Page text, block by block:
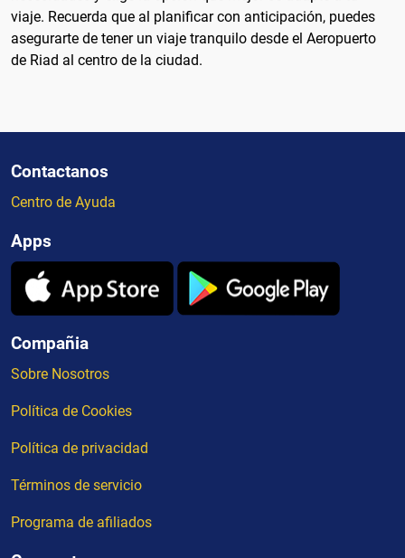
viaje. Recuerda que al planificar con anticipación, puedes
asegurarte de tener un viaje tranquilo desde el Aeropuerto
de Riad al centro de la ciudad.
Contactanos
Centro de Ayuda
Apps
Compañia
Sobre Nosotros
Política de Cookies
Política de privacidad
Términos de servicio
Programa de afiliados